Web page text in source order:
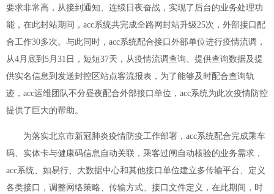
要求非常高，从接到通知、连续日夜奋战，实现了后台的业务处理功
能，在此封站期间，acc系统共完成全路网封站升级25次，外部接口配
合工作30多次。与此同时，acc系统配合接口外部单位进行疫情流调，
从4月底到5月31日，短短37天，从疫情流调查询、提供查询数据及提
供实名信息到发送封控区站点客流报表，为了能够及时配合查询轨
迹，acc运维团队不分昼夜配合外部接口单位，acc系统为此次疫情防控
提供了巨大的帮助。
为落实北京市新冠肺炎疫情防疫工作部署，acc系统配合完成乘车
码、实体卡与健康码信息自动关联，乘客过闸自动核验的业务需求，
acc系统、如易行、大数据中心和其他接口单位建立多传输平台、定义
各类接口，调整网络策略、传输方式、接口文件定义，在此期间，时